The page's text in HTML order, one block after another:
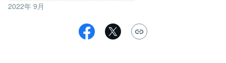
2022年 9月